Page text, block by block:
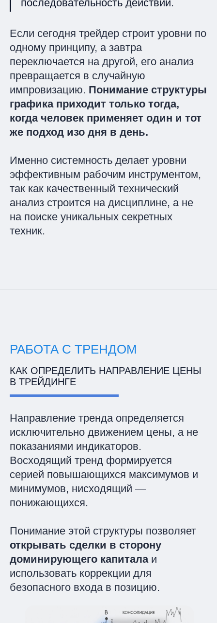
последовательность действий.
Если сегодня трейдер строит уровни по
одному принципу, а завтра
переключается на другой, его анализ
превращается в случайную
импровизацию. Понимание структуры
графика приходит только тогда,
когда человек применяет один и тот
же подход изо дня в день.
Именно системность делает уровни
эффективным рабочим инструментом,
так как качественный технический
анализ строится на дисциплине, а не
на поиске уникальных секретных
техник.
РАБОТА С ТРЕНДОМ
КАК ОПРЕДЕЛИТЬ НАПРАВЛЕНИЕ ЦЕНЫ
В ТРЕЙДИНГЕ
Направление тренда определяется
исключительно движением цены, а не
показаниями индикаторов.
Восходящий тренд формируется
серией повышающихся максимумов и
минимумов, нисходящий —
понижающихся.
Понимание этой структуры позволяет
открывать сделки в сторону
доминирующего капиталаи
использовать коррекции для
безопасного входа в позицию.